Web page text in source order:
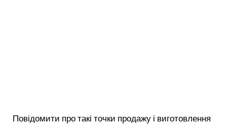
Повідомити про такі точки продажу і виготовлення